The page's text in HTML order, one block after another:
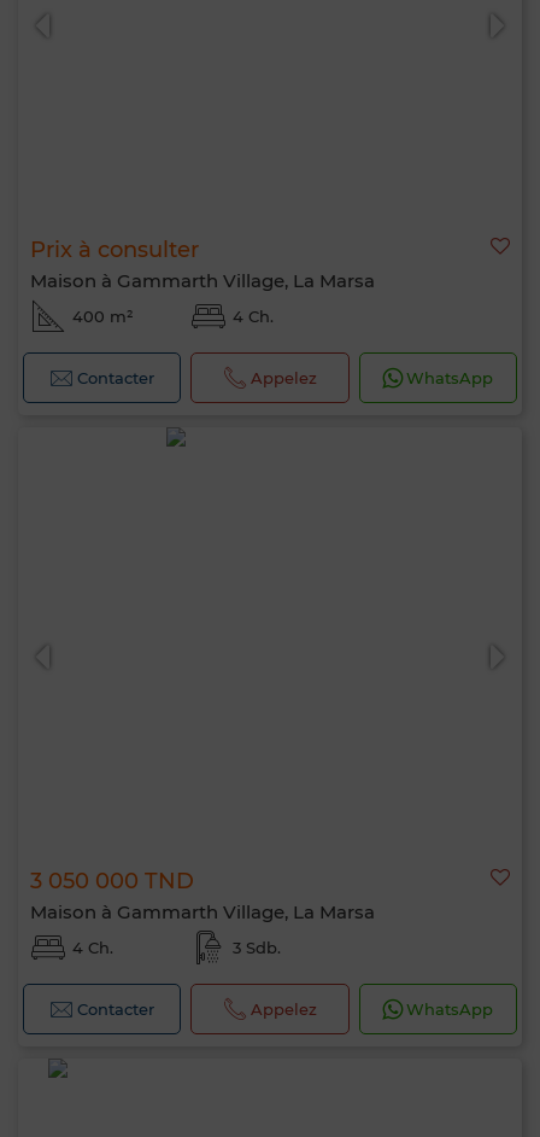
Prix à consulter
Maison à Gammarth Village, La Marsa
400 m² 4 Ch.
Contacter Appelez WhatsApp
3 050 000 TND
Maison à Gammarth Village, La Marsa
4 Ch. 3 Sdb.
Contacter Appelez WhatsApp